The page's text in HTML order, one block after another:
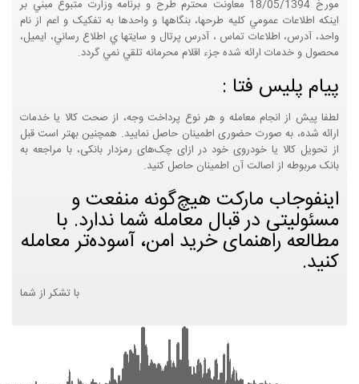
مورخ 18/05/1394 معاونت محترم طرح و برنامه وزارت متبوع مبني بر
اينکه اطلاعات عمومي کليه طرحها، بنگاهها و واحدها به تفکيک و اعم از نام
واحد، آدرس، اطلاعات تماس ، آدرس پرتال و سايتها ي اطلاع رساني، ايميل،
محصول و خدمات ارائه شده جزء اقلام محرمانه تلقي نمي گردد.
پیام پلیس فتا :
لطفا پیش از انجام معامله و هر نوع پرداخت وجه، از صحت کالا یا خدمات
ارائه شده، به صورت حضوری اطمینان حاصل نمایید. همچنین بهتر است قبل
از تحویل کالا یا خودروی خود در ازای چک‌های رمزدار بانکی، با مراجعه به
بانک مربوطه از اصالت آن اطمینان حاصل کنید.
اینفوجاب مارکت هیچ‌گونه منفعت و
مسئولیتی در قبال معامله شما ندارد. با
مطالعه راهنمای خرید امن، آسوده‌تر معامله
کنید.
با تشکر از شما